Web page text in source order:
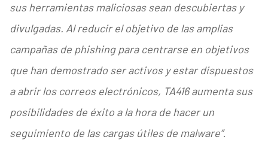
sus herramientas maliciosas sean descubiertas y
divulgadas. Al reducir el objetivo de las amplias
campañas de phishing para centrarse en objetivos
que han demostrado ser activos y estar dispuestos
a abrir los correos electrónicos, TA416 aumenta sus
posibilidades de éxito a la hora de hacer un
seguimiento de las cargas útiles de malware”.